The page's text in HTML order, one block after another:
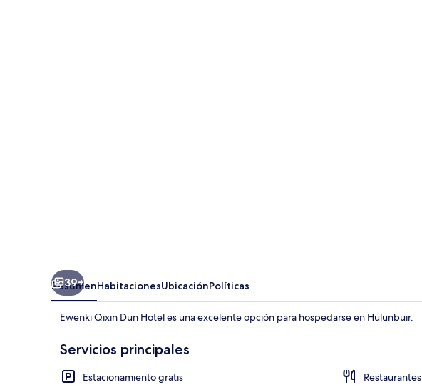
39+
ResumenHabitacionesUbicaciónPolíticas
Ewenki Qixin Dun Hotel es una excelente opción para hospedarse en Hulunbuir.
Servicios principales
Estacionamiento gratis
Restaurantes